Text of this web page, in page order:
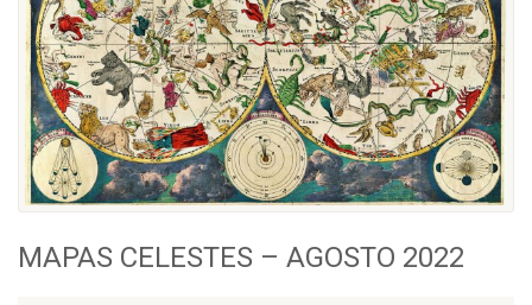
MAPAS CELESTES – AGOSTO 2022